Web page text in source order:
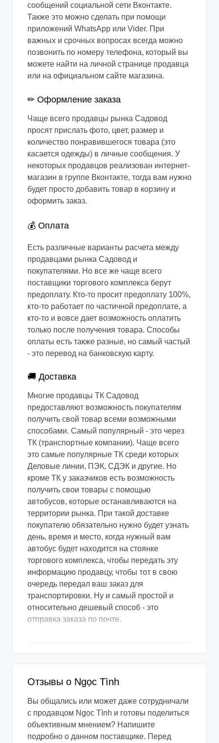
сообщений социальной сети Вконтакте.
Также это можно сделать при помощи
приложений WhatsApp или Vider. При
важных и срочных вопросах всегда можно
позвонить по номеру телефона, который вы
можете найти на личной странице продавца
или на официальном сайте магазина.
✏ Оформление заказа
Чаще всего продавцы рынка Садовод
просят прислать фото, цвет, размер и
количество понравившегося товара (это
касается одежды) в личные сообщения. У
некоторых продавцов реализован интернет-
магазин в группе Вконтакте, тогда вам нужно
будет просто добавить товар в корзину и
оформить заказ.
💰 Оплата
Есть различные варианты расчета между
продавцами рынка Садовод и
покупателями. Но все же чаще всего
поставщики торгового комплекса берут
предоплату. Кто-то просит предоплату 100%,
кто-то работает по частичной предоплате, а
кто-то и вовсе дает возможность оплатить
только после получения товара. Способы
оплаты есть также разные, но самый частый
- это перевод на банковскую карту.
🚚 Доставка
Многие продавцы ТК Садовод
предоставляют возможность покупателям
получить свой товар всеми возможными
способами. Самый популярный - это через
ТК (транспортные компании). Чаще всего
это самые популярные ТК среди которых
Деловые линии, ПЭК, СДЭК и другие. Но
кроме ТК у заказчиков есть возможность
получить свои товары с помощью
автобусов, которые останавливаются на
территории рынка. При такой доставке
покупателю обязательно нужно будет узнать
день, время и место, когда нужный вам
автобус будет находится на стоянке
торгового комплекса, чтобы передать эту
информацию продавцу, чтобы тот в свою
очередь передал ваш заказ для
транспортировки. Ну и самый простой и
относительно дешевый способ - это
отправка заказа по почте.
Отзывы о Ngọc Tình
Вы общались или может даже сотрудничали
с продавцом Ngọc Tình и готовы поделиться
объективным мнением? Напишите
подробно о данном поставщике. Перед